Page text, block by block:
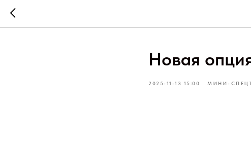
Новая
2025-11-13 15:00 МИНИ-